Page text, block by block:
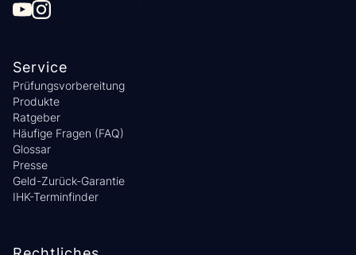
Service
Prüfungsvorbereitung
Produkte
Ratgeber
Häufige Fragen (FAQ)
Glossar
Presse
Geld-Zurück-Garantie
IHK-Terminfinder